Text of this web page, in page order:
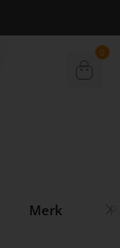
0
Merk